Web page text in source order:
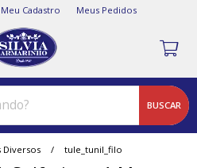
Meu Cadastro Meus Pedidos
BUSCAR
Diversos tule_tunil_filo